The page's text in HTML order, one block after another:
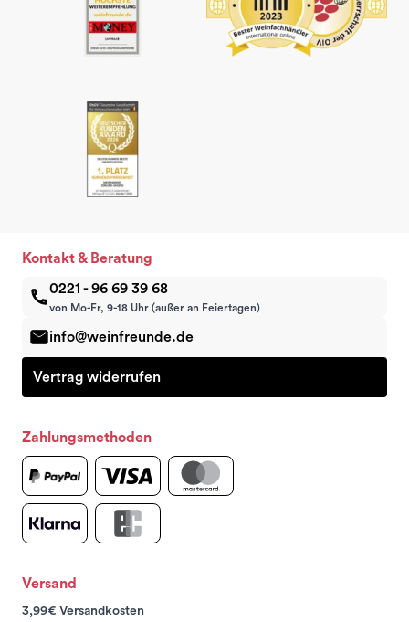
Kontakt & Beratung
0221 - 96 69 39 68
von Mo-Fr, 9-18 Uhr (außer an Feiertagen)
info@weinfreunde.de
Vertrag widerrufen
Zahlungsmethoden
Versand
3,99€ Versandkosten